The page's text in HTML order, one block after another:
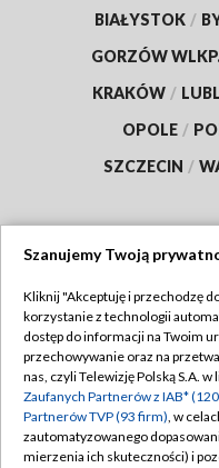
BIAŁYSTOK /
GORZÓW
KRAKÓW /
OPOLE /
SZCZECIN /
Abonament TVP
Emisja w TVP
Centrum informacji
Szanujemy Twoją
Kliknij "Akceptuję i przechodzę
korzystanie z technologii
dostęp do informacji na Twoim
przechowywanie oraz na
nas, czyli Telewizję Polską S.A.
Zaufanych Partnerów z IAB*
Partnerów TVP (93 firm), w
zautomatyzowanego
mierzenia ich skuteczności) i